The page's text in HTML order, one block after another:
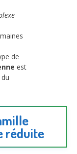
de
est
réduite